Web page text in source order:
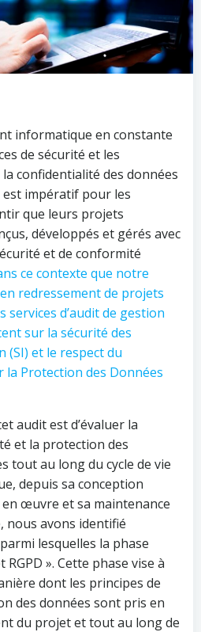
informatique en constante
de sécurité et les
confidentialité des données
impératif pour les
que leurs projets
développés et gérés avec
et de conformité
ce contexte que notre
redressement de projets
d’audit de gestion
sur la sécurité des
(SI) et le respect du
la Protection des Données
audit est d’évaluer la
et la protection des
tout au long du cycle de vie
depuis sa conception
en œuvre et sa maintenance
nous avons identifié
lesquelles la phase
». Cette phase vise à
dont les principes de
des données sont pris en
du projet et tout au long de